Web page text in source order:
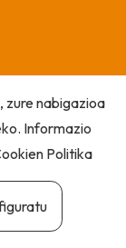
zure nabigazioa
Informazio
Politika